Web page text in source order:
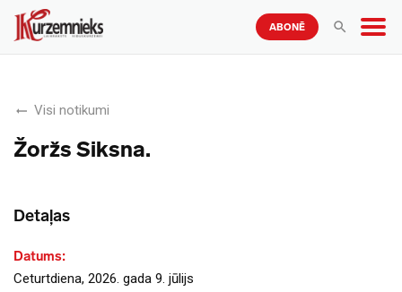
ABONĒ
Visi notikumi
Žoržs Siksna.
Detaļas
Datums:
Ceturtdiena, 2026. gada 9. jūlijs